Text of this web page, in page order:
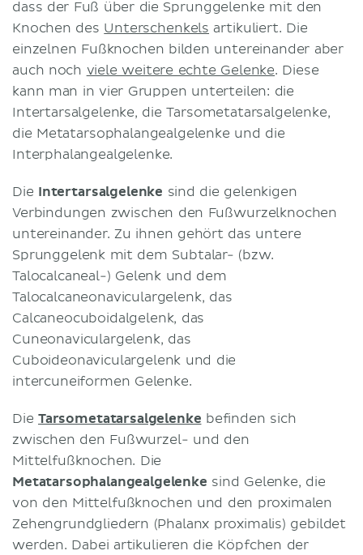
dass der Fuß über die Sprunggelenke mit den
Knochen des Unterschenkels artikuliert. Die
einzelnen Fußknochen bilden untereinander aber
auch noch viele weitere echte Gelenke. Diese
kann man in vier Gruppen unterteilen: die
Intertarsalgelenke, die Tarsometatarsalgelenke,
die Metatarsophalangealgelenke und die
Interphalangealgelenke.
Die Intertarsalgelenke sind die gelenkigen
Verbindungen zwischen den Fußwurzelknochen
untereinander. Zu ihnen gehört das untere
Sprunggelenk mit dem Subtalar- (bzw.
Talocalcaneal-) Gelenk und dem
Talocalcaneonaviculargelenk, das
Calcaneocuboidalgelenk, das
Cuneonaviculargelenk, das
Cuboideonaviculargelenk und die
intercuneiformen Gelenke.
Die Tarsometatarsalgelenke befinden sich
zwischen den Fußwurzel- und den
Mittelfußknochen. Die
Metatarsophalangealgelenke sind Gelenke, die
von den Mittelfußknochen und den proximalen
Zehengrundgliedern (Phalanx proximalis) gebildet
werden. Dabei artikulieren die Köpfchen der